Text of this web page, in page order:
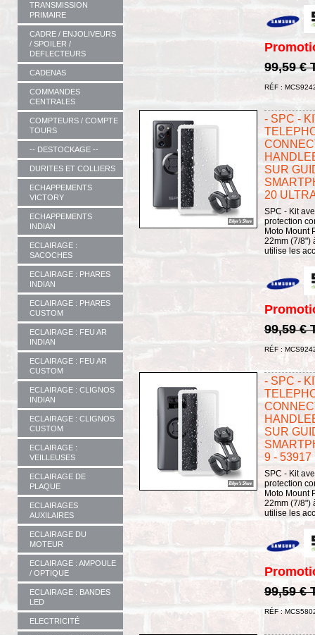
TRANSMISSION
PRIMAIRE
CADRE / ENJOLIVEURS
/ SPOILER /
DEFLECTEURS
CADENAS
COMMANDES
CENTRALES
COMPTEURS / COMPTE
TOURS
-- DESTOCKAGE --
DURITES ET COLLIERS
ECHAPPEMENTS
VICTORY
ECHAPPEMENTS
INDIAN
ECLAIRAGE :
SACOCHES
ECLAIRAGE : PHARES
INDIAN
ECLAIRAGE : PHARES
CUSTOM
ECLAIRAGE : FEU AR
INDIAN
ECLAIRAGE : FEU AR
CUSTOM
ECLAIRAGE : CLIGNOS
INDIAN
ECLAIRAGE : CLIGNOS
CUSTOM
ECLAIRAGE :
VEILLEUSES
ECLAIRAGE DE
PLAQUE
ECLAIRAGES
AUXILAIRES
ECLAIRAGE DU
MOTEUR
ECLAIRAGE : AMPOULE
/ OPTIQUE
ECLAIRAGE : BANDES
LED
ELECTRICITÉ
99,59 €
RÉF :
- SPC -
SUR
20
SPC - Kit
protection
Moto Mount
22mm (7/8")
utilise les
99,59 €
RÉF :
- SPC -
SUR
9 - 53917
SPC - Kit
protection
Moto Mount
22mm (7/8")
utilise les
99,59 €
RÉF :